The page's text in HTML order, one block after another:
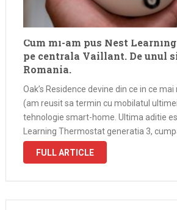
Cum mi-am pus Nest
pe centrala Vaillant. De unul
Romania.
Oak’s Residence devine din ce in ce
(am reusit sa termin cu mobilatul
tehnologie smart-home. Ultima aditie
Learning Thermostat generatia 3,
650 de lei. Aveti grija ce cumparati …
FULL ARTICLE